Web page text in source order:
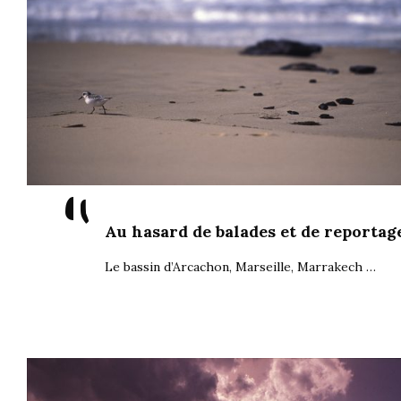
" Au hasard de balades et de
Le bassin d’Arcachon, Marseille, Marrakech …